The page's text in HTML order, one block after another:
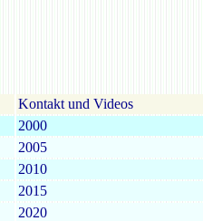
Kontakt und Videos
2000
2005
2010
2015
2020